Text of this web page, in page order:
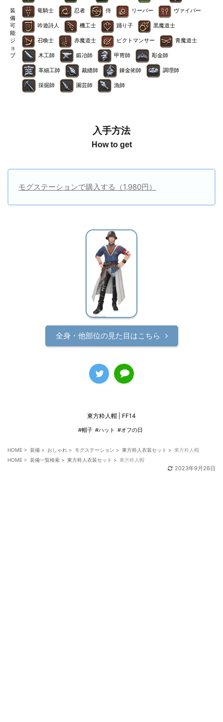
装
備
可
能
ジ
ョ
ブ
竜騎士 忍者 侍 リーパー ヴァイパー
吟遊詩人 機工士 踊り子 黒魔道士
召喚士 赤魔道士 ピクトマンサー 青魔道士
木工師 鍛冶師 甲冑師 彫金師
革細工師 裁縫師 錬金術師 調理師
採掘師 園芸師 漁師
入手方法
How to get
モグステーションで購入する（1,980円）
全身・他部位の見た目はこちら
東方粋人帽 | FF14
#帽子 #ハット #オフの日
HOME > 装備 > おしゃれ > モグステーション > 東方粋人衣装セット > 東方粋人帽
HOME > 装備一覧検索 > 東方粋人衣装セット > 東方粋人帽
2023年9月26日